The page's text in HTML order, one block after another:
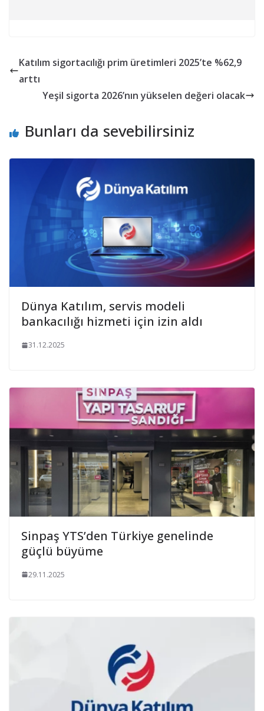
Katılım sigortacılığı prim üretimleri 2025’te %62,9
arttı
Yeşil sigorta 2026’nın yükselen değeri olacak
Bunları da sevebilirsiniz
Dünya Katılım, servis modeli
bankacılığı hizmeti için izin aldı
31.12.2025
Sinpaş YTS’den Türkiye genelinde
güçlü büyüme
29.11.2025